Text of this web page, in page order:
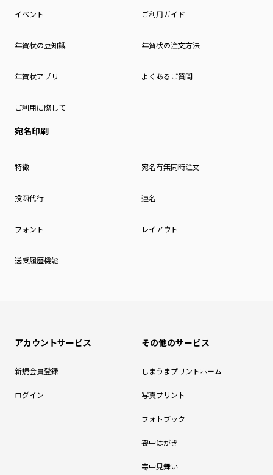
イベント ご利用ガイド
年賀状の豆知識 年賀状の注文方法
年賀状アプリ よくあるご質問
ご利用に際して
宛名印刷
特徴 宛名有無同時注文
投函代行 連名
フォント レイアウト
送受履歴機能
アカウントサービス
新規会員登録
ログイン
その他のサービス
しまうまプリントホーム
写真プリント
フォトブック
喪中はがき
寒中見舞い